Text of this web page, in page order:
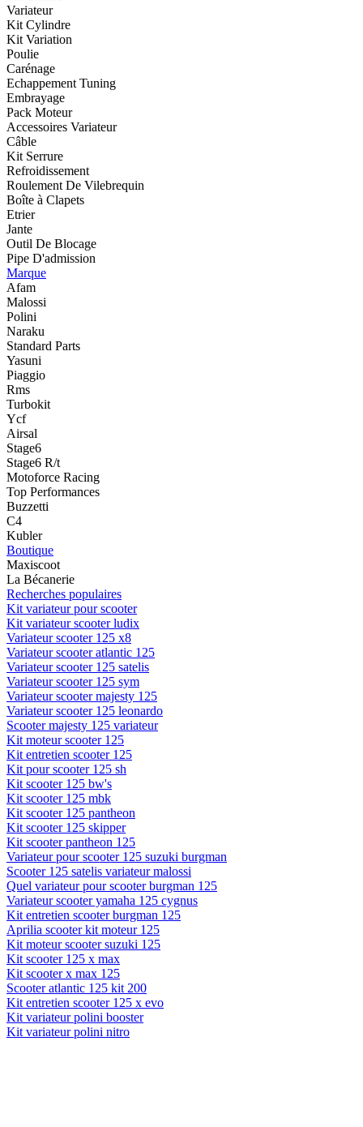
Variateur
Kit Cylindre
Kit Variation
Poulie
Carénage
Echappement Tuning
Embrayage
Pack Moteur
Accessoires Variateur
Câble
Kit Serrure
Refroidissement
Roulement De Vilebrequin
Boîte à Clapets
Etrier
Jante
Outil De Blocage
Pipe D'admission
Marque
Afam
Malossi
Polini
Naraku
Standard Parts
Yasuni
Piaggio
Rms
Turbokit
Ycf
Airsal
Stage6
Stage6 R/t
Motoforce Racing
Top Performances
Buzzetti
C4
Kubler
Boutique
Maxiscoot
La Bécanerie
Recherches populaires
Kit variateur pour scooter
Kit variateur scooter ludix
Variateur scooter 125 x8
Variateur scooter atlantic 125
Variateur scooter 125 satelis
Variateur scooter 125 sym
Variateur scooter majesty 125
Variateur scooter 125 leonardo
Scooter majesty 125 variateur
Kit moteur scooter 125
Kit entretien scooter 125
Kit pour scooter 125 sh
Kit scooter 125 bw's
Kit scooter 125 mbk
Kit scooter 125 pantheon
Kit scooter 125 skipper
Kit scooter pantheon 125
Variateur pour scooter 125 suzuki burgman
Scooter 125 satelis variateur malossi
Quel variateur pour scooter burgman 125
Variateur scooter yamaha 125 cygnus
Kit entretien scooter burgman 125
Aprilia scooter kit moteur 125
Kit moteur scooter suzuki 125
Kit scooter 125 x max
Kit scooter x max 125
Scooter atlantic 125 kit 200
Kit entretien scooter 125 x evo
Kit variateur polini booster
Kit variateur polini nitro